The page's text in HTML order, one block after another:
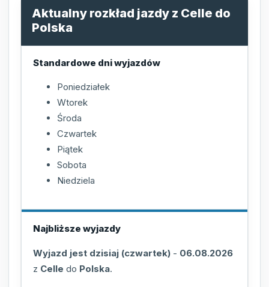
Aktualny rozkład jazdy z Celle do
Polska
Standardowe dni wyjazdów
Poniedziałek
Wtorek
Środa
Czwartek
Piątek
Sobota
Niedziela
Najbliższe wyjazdy
Wyjazd jest dzisiaj (czwartek) - 06.08.2026
z Celle do Polska.